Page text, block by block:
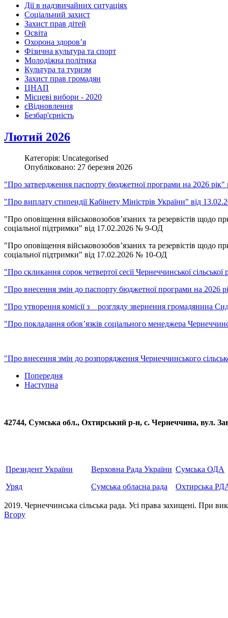
Дії в надзвичайних ситуаціях
Соціальний захист
Захист прав дітей
Освіта
Охорона здоров’я
Фізична культура та спорт
Молодіжна політика
Культура та туризм
Захист прав громадян
ЦНАП
Місцеві вибори - 2020
єВідновлення
Безбар'єрність
Лютий 2026
Категорія: Uncategorised
Опубліковано: 27 березня 2026
"Про затвердження паспорту бюджетної програми на 2026
"Про виплату стипендії Кабінету Міністрів України" від
"Про оповіщення військовозобов’язаних та резервістів щодо
соціальної підтримки" від 17.02.2026 № 9-ОД
"Про оповіщення військовозобов’язаних та резервістів щодо
соціальної підтримки" від 17.02.2026 № 10-ОД
"Про скликання сорок четвертої сесії Чернеччинської
"Про внесення змін до паспорту бюджетної програми на 2026
"Про утворення комісії з розгляду звернення громадянина
"Про покладання обов’язків соціального менеджера
"Про внесення змін до розпорядження Чернеччинського
Попередня
Наступна
42744, Сумська обл., Охтирський р-н, с. Чернеччина,
Президент України
Уряд
Верховна Рада України
Сумська обласна рада
Сумська ОДА
Охтирська
2019. Чернеччинська сільська рада. Усi права захищенi. При
Вгору